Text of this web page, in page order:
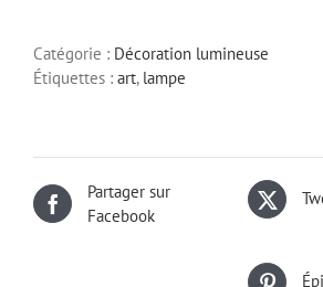
Catégorie : Décoration lumineuse
Étiquettes : art, lampe
Partager sur
Facebook